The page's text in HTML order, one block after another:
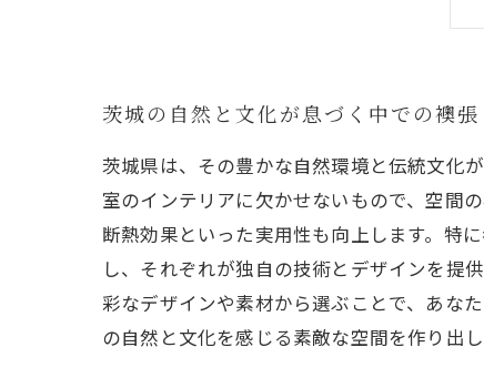
茨城の自然と文化が息づく中での襖
茨城県は、その豊かな自然環境と伝統文化
室のインテリアに欠かせないもので、空間
断熱効果といった実用性も向上します。特
し、それぞれが独自の技術とデザインを提
彩なデザインや素材から選ぶことで、あな
の自然と文化を感じる素敵な空間を作り出し